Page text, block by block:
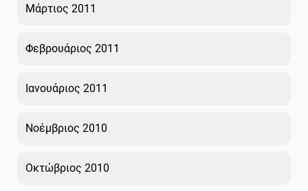
Μάρτιος 2011
Φεβρουάριος 2011
Ιανουάριος 2011
Νοέμβριος 2010
Οκτώβριος 2010